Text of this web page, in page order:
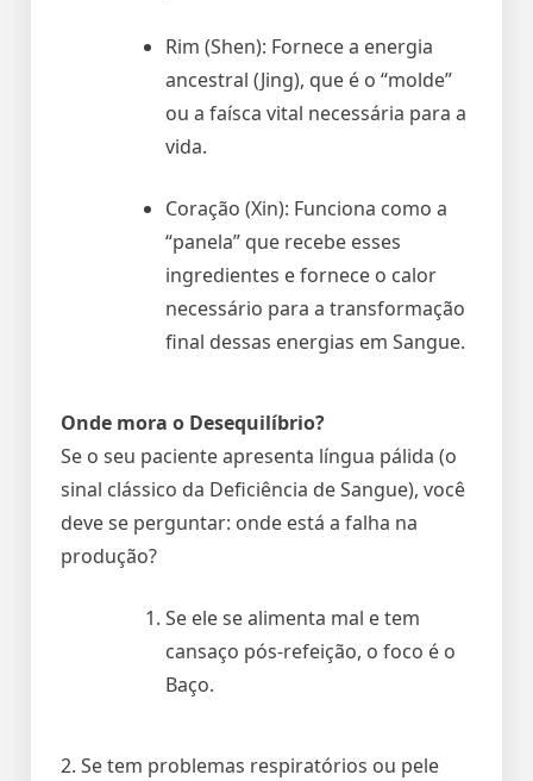
Rim (Shen): Fornece a energia
ancestral (Jing), que é o “molde”
ou a faísca vital necessária para a
vida.
Coração (Xin): Funciona como a
“panela” que recebe esses
ingredientes e fornece o calor
necessário para a transformação
final dessas energias em Sangue.
Onde mora o Desequilíbrio?
Se o seu paciente apresenta língua pálida (o
sinal clássico da Deficiência de Sangue), você
deve se perguntar: onde está a falha na
produção?
Se ele se alimenta mal e tem
cansaço pós-refeição, o foco é o
Baço.
2. Se tem problemas respiratórios ou pele